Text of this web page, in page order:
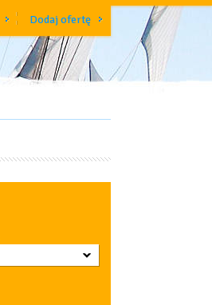
Dodaj ofertę